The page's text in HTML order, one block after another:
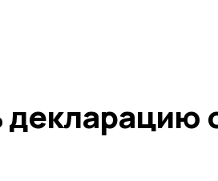
декларацию